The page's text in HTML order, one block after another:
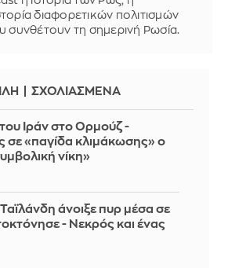
διαφορετικών πολιτισμών
συνθέτουν τη σημερινή Ρωσία.
ΣΧΟΛΙΑΣΜΕΝΑ
Ιράν στο Ορμούζ -
σε «παγίδα κλιμάκωσης» ο
νίκη»
άνοιξε πυρ μέσα σε
- Νεκρός και ένας